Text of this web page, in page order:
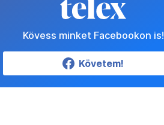
Kövess minket Facebookon is!
Követem!